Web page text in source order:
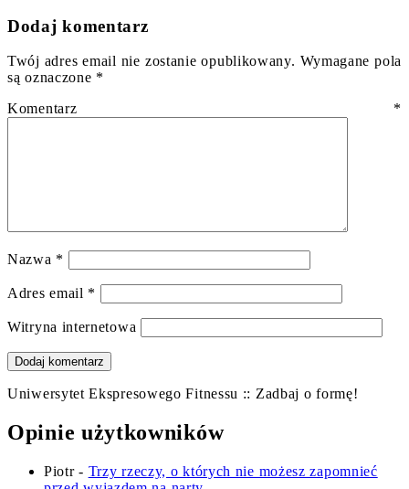
Dodaj komentarz
Twój adres email nie zostanie opublikowany. Wymagane pola
są oznaczone *
Komentarz *
Nazwa *
Adres email *
Witryna internetowa
Uniwersytet Ekspresowego Fitnessu :: Zadbaj o formę!
Opinie użytkowników
Piotr- Trzy rzeczy, o których nie możesz zapomnieć